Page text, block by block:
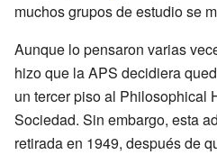
muchos grupos de estudio se
Aunque lo pensaron varias
hizo que la APS decidiera
un tercer piso al Philosophical
Sociedad. Sin embargo, esta
retirada en 1949, después de